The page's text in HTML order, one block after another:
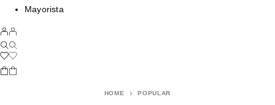
Mayorista
HOME POPULAR